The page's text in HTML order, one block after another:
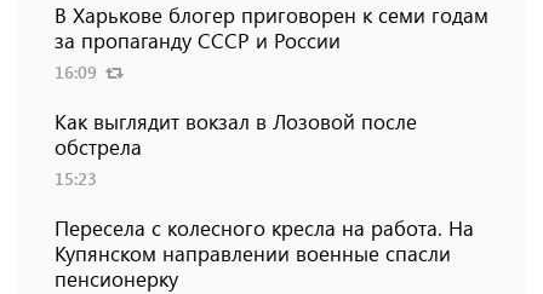
В Харькове блогер приговорен к семи годам
за пропаганду СССР и России
16:09
Как выглядит вокзал в Лозовой после
обстрела
15:23
Пересела с колесного кресла на работа. На
Купянском направлении военные спасли
пенсионерку